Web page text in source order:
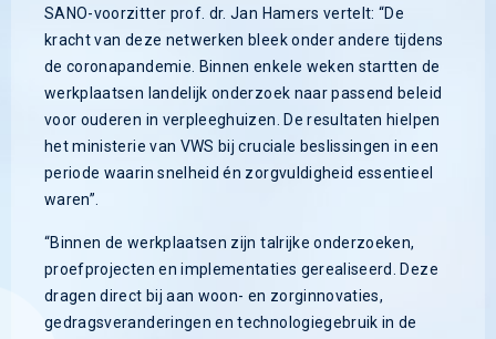
SANO-voorzitter prof. dr. Jan Hamers vertelt: “De
kracht van deze netwerken bleek onder andere tijdens
de coronapandemie. Binnen enkele weken startten de
werkplaatsen landelijk onderzoek naar passend beleid
voor ouderen in verpleeghuizen. De resultaten hielpen
het ministerie van VWS bij cruciale beslissingen in een
periode waarin snelheid én zorgvuldigheid essentieel
waren”.
“Binnen de werkplaatsen zijn talrijke onderzoeken,
proefprojecten en implementaties gerealiseerd. Deze
dragen direct bij aan woon- en zorginnovaties,
gedragsveranderingen en technologiegebruik in de